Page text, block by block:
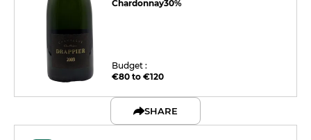
Chardonnay30%
Budget :
€80 to €120
SHARE